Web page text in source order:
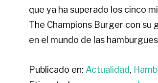
que ya ha superado los cinco
The Champions Burger con su
en el mundo de las
Publicado en: Actualidad,